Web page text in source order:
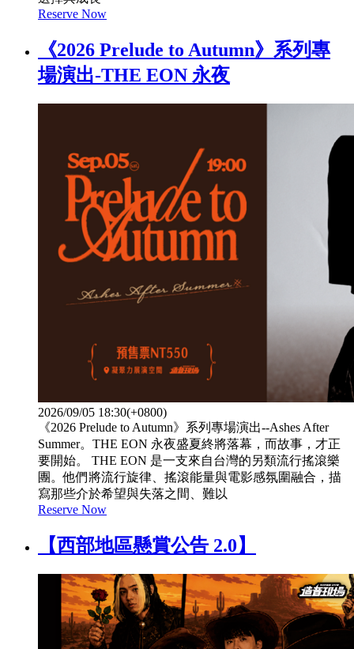
Reserve Now
《2026 Prelude to Autumn》系列專
場演出-THE EON 永夜
2026/09/05 18:30(+0800)
《2026 Prelude to Autumn》系列專場演出--Ashes After
Summer。THE EON 永夜盛夏終將落幕，而故事，才正
要開始。 THE EON 是一支來自台灣的另類流行搖滾樂
團。他們將流行旋律、搖滾能量與電影感氛圍融合，描
寫那些介於希望與失落之間、難以
Reserve Now
【西部地區懸賞公告 2.0】